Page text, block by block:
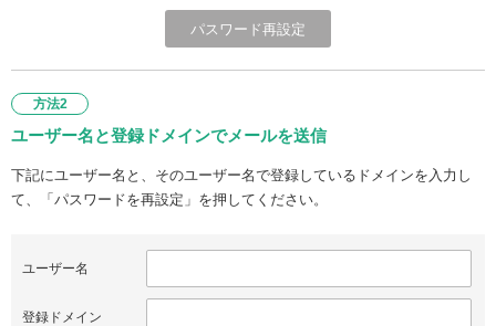
方法2
ユーザー名と登録ドメインでメールを送信
下記にユーザー名と、そのユーザー名で登録しているドメインを入力し
て、「パスワードを再設定」を押してください。
ユーザー名
登録ドメイン